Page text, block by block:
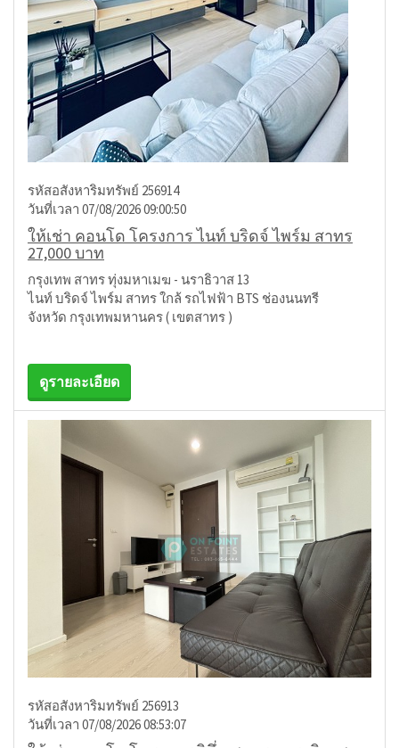
รหัสอสังหาริมทรัพย์ 256914
วันที่เวลา 07/08/2026 09:00:50
ให้เช่า คอนโด โครงการ ไนท์ บริดจ์ ไพร์ม สาทร
27,000 บาท
กรุงเทพ สาทร ทุ่งมหาเมฆ - นราธิวาส 13
ไนท์ บริดจ์ ไพร์ม สาทร ใกล้ รถไฟฟ้า BTS ช่องนนทรี
จังหวัด กรุงเทพมหานคร ( เขตสาทร )
ดูรายละเอียด
รหัสอสังหาริมทรัพย์ 256913
วันที่เวลา 07/08/2026 08:53:07